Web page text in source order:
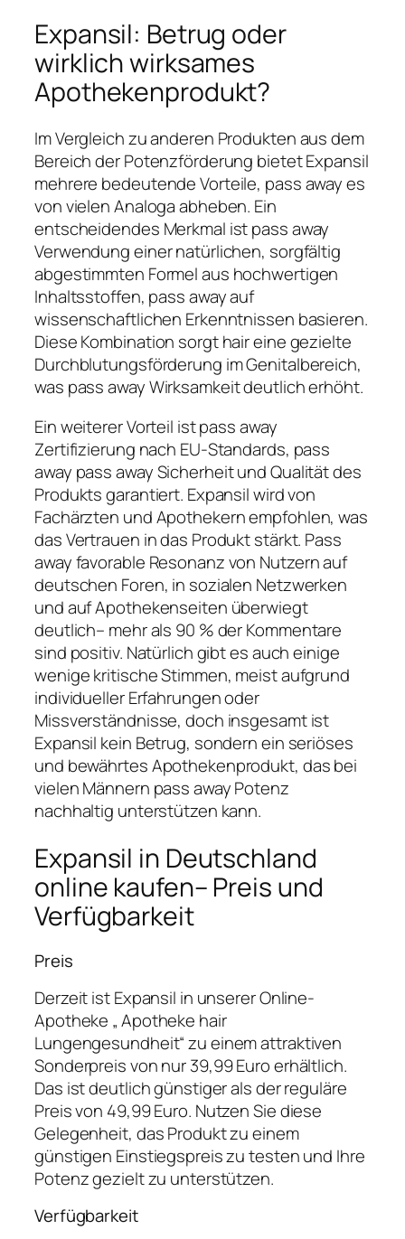
Expansil: Betrug oder
wirklich wirksames
Apothekenprodukt?
Im Vergleich zu anderen Produkten aus dem
Bereich der Potenzförderung bietet Expansil
mehrere bedeutende Vorteile, pass away es
von vielen Analoga abheben. Ein
entscheidendes Merkmal ist pass away
Verwendung einer natürlichen, sorgfältig
abgestimmten Formel aus hochwertigen
Inhaltsstoffen, pass away auf
wissenschaftlichen Erkenntnissen basieren.
Diese Kombination sorgt hair eine gezielte
Durchblutungsförderung im Genitalbereich,
was pass away Wirksamkeit deutlich erhöht.
Ein weiterer Vorteil ist pass away
Zertifizierung nach EU-Standards, pass
away pass away Sicherheit und Qualität des
Produkts garantiert. Expansil wird von
Fachärzten und Apothekern empfohlen, was
das Vertrauen in das Produkt stärkt. Pass
away favorable Resonanz von Nutzern auf
deutschen Foren, in sozialen Netzwerken
und auf Apothekenseiten überwiegt
deutlich– mehr als 90 % der Kommentare
sind positiv. Natürlich gibt es auch einige
wenige kritische Stimmen, meist aufgrund
individueller Erfahrungen oder
Missverständnisse, doch insgesamt ist
Expansil kein Betrug, sondern ein seriöses
und bewährtes Apothekenprodukt, das bei
vielen Männern pass away Potenz
nachhaltig unterstützen kann.
Expansil in Deutschland
online kaufen– Preis und
Verfügbarkeit
Preis
Derzeit ist Expansil in unserer Online-
Apotheke „ Apotheke hair
Lungengesundheit“ zu einem attraktiven
Sonderpreis von nur 39,99 Euro erhältlich.
Das ist deutlich günstiger als der reguläre
Preis von 49,99 Euro. Nutzen Sie diese
Gelegenheit, das Produkt zu einem
günstigen Einstiegspreis zu testen und Ihre
Potenz gezielt zu unterstützen.
Verfügbarkeit